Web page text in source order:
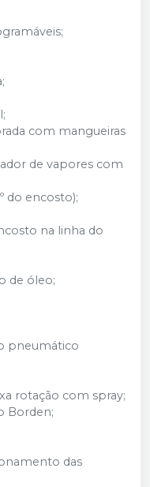
com mangueiras
de vapores com
do encosto);
na linha do
de óleo;
pneumático
rotação com spray;
Borden;
das